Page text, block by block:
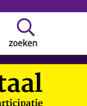
zoeken